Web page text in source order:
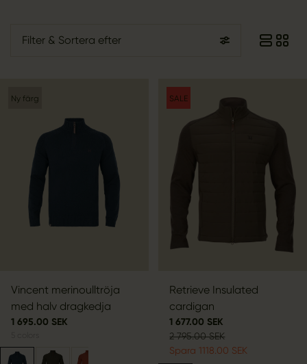
Filter & Sortera efter
Ny färg
Vincent merinoulltröja
med halv dragkedja
1 695.00 SEK
SALE
Retrieve Insulated
cardigan
1 677.00 SEK
2 795.00 SEK
Spara 1118.00 SEK